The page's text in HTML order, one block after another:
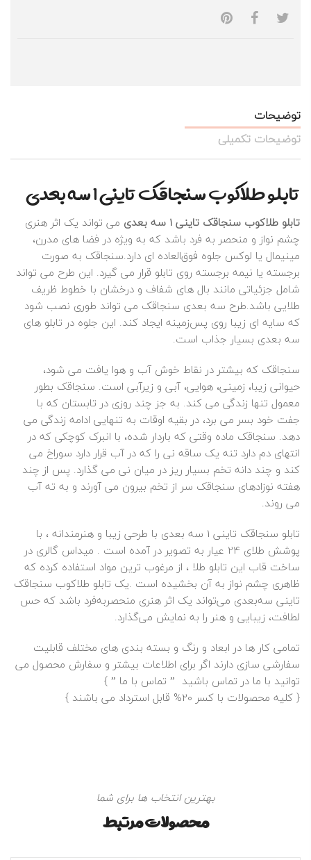
توضیحات
توضیحات تکمیلی
تابلو طلاکوب سنجاقک تاینی 1 سه بعدی
تابلو طلاکوب سنجاقک تاینی 1 سه‌ بعدی
می‌ تواند یک اثر هنری
چشم‌ نواز و منحصر به‌ فرد باشد که به‌ ویژه در فضا های مدرن،
مینیمال یا لوکس جلوه فوق‌العاده‌ ای دارد.سنجاقک به‌ صورت
برجسته یا نیمه‌ برجسته روی تابلو قرار می‌ گیرد. این طرح می‌ تواند
شامل جزئیاتی مانند بال‌ های شفاف و درخشان با خطوط ظریف
طلایی باشد.طرح سه‌ بعدی سنجاقک می‌ تواند طوری نصب شود
که سایه‌ ای زیبا روی پس‌زمینه ایجاد کند. این جلوه در تابلو های
سه‌ بعدی بسیار جذاب است.
سنجاقک که بیشتر در نقاط خوش آب و هوا یافت می شود،
حیوانی زیبا، زمینی، هوایی، آبی و زیرآبی است. سنجاقک بطور
معمول تنها زندگی می کند. به جز چند روزی در تابستان که با
جفت خود بسر می برد، در بقیه اوقات به تنهایی ادامه زندگی می
دهد. سنجاقک ماده وقتی که باردار شده، با انبرک کوچکی که در
انتهای دم دارد تنه یک ساقه نی را که در آب قرار دارد سوراخ می
کند و چند دانه تخم بسیار ریز در میان نی می گذارد. پس از چند
هفته نوزادهای سنجاقک سر از تخم بیرون می آورند و به ته آب
می روند.
تابلو سنجاقک تاینی 1 سه بعدی با طرحی زیبا و هنرمندانه ، با
پوشش طلا
ی 24 عیار به تصویر در آمده است . میداس گالری در
ساخت قاب این تابلو طلا ، از مرغوب ترین مواد استفاده کرده که
ظاهری چشم نواز به آن بخشیده است .یک تابلو طلاکوب سنجاقک
تاینی سه‌بعدی می‌تواند یک اثر هنری منحصربه‌فرد باشد که حس
لطافت، زیبایی و هنر را به نمایش می‌گذارد.
تمامی کار ها در ابعاد و رنگ و بسته بندی های مختلف قابلیت
سفارشی سازی دارند اگر برای اطلاعات بیشتر و سفارش محصول می
توانید با ما در تماس باشید ” تماس با ما ” }
{ کلیه محصولات با کسر 20% قابل استرداد می باشند }
بهترین انتخاب ها برای شما
محصولات مرتبط